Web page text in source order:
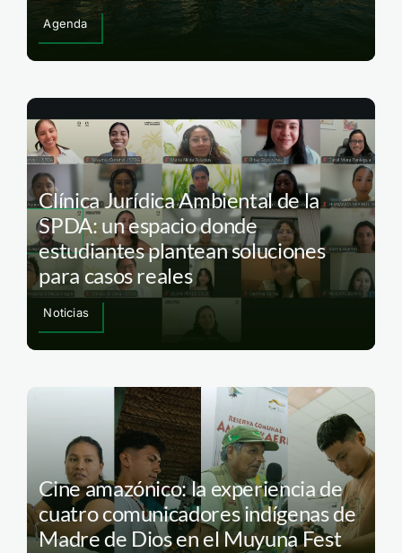
Agenda
Clínica Jurídica Ambiental de la
SPDA: un espacio donde
estudiantes plantean soluciones
para casos reales
Noticias
Cine amazónico: la experiencia de
cuatro comunicadores indígenas de
Madre de Dios en el Muyuna Fest